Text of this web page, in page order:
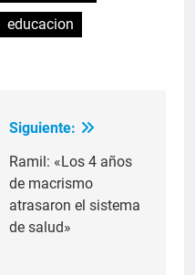
educacion
Siguiente:
Ramil: «Los 4 años
de macrismo
atrasaron el sistema
de salud»